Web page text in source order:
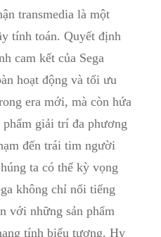
transmedia là một
tính toán. Quyết định
cam kết của‍ Sega
hoạt động và tối⁤ ưu
era mới, mà còn⁢ hứa
‌phẩm giải trí ‍đa ‍phương
đến ‍trái tim người
ta có​ thể kỳ vọng
không ‍chỉ ​nổi tiếng
với những sản phẩm
tính biểu ⁢tượng. ‌Hy⁤